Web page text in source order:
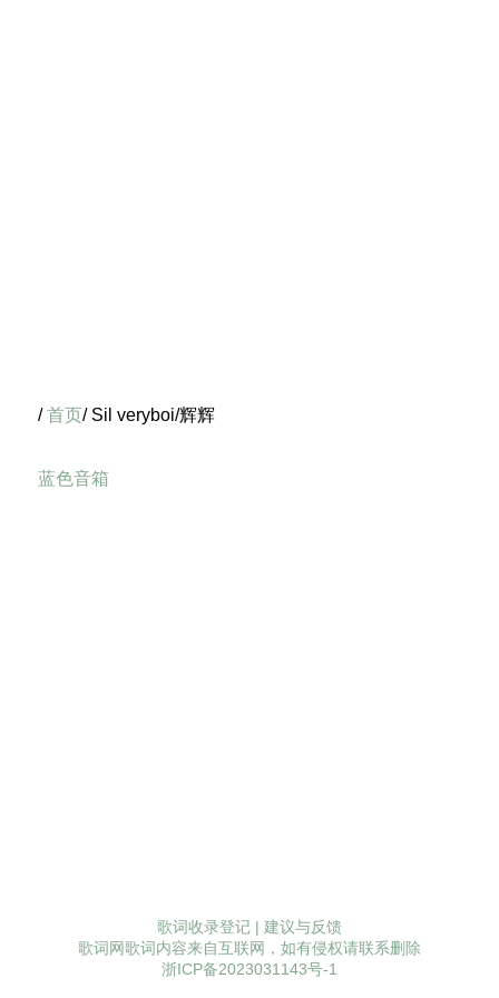
/首页/ Sil veryboi/辉辉
蓝色音箱
歌词收录登记 | 建议与反馈
歌词网歌词内容来自互联网，如有侵权请联系删除
浙ICP备2023031143号-1